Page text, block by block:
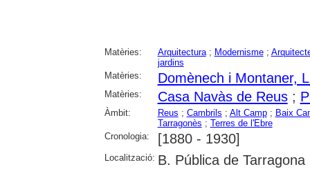
Matèries: Arquitectura; Modernisme;
jardins
Matèries:
Domènech i Montaner,
Matèries: Casa Navàs de Reus;
Àmbit: Reus ; Cambrils ; Alt Camp; Baix
Tarragonès ; Terres de l'Ebre
Cronologia:
[1880 - 1930]
Localització: B. Pública de Tarragona